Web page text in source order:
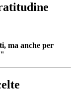
ma anche per